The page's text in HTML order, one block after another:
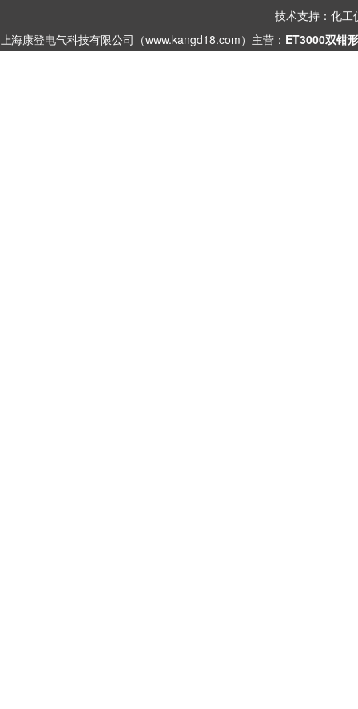
技术支持： 化工
上海康登电气科技有限公司（www.kangd18.com）主营： ET3000双钳